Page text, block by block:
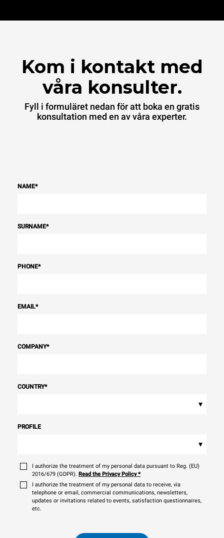
Kom i kontakt med
våra konsulter.
Fyll i formuläret nedan för att boka en gratis
konsultation med en av våra experter.
NAME*
SURNAME*
PHONE*
EMAIL*
COMPANY*
COUNTRY*
▾
PROFILE
▾
I authorize the treatment of my personal data pursuant to Reg. (EU)
2016/679 (GDPR). Read the Privacy Policy*
I authorize the treatment of my personal data to receive, via
telephone or email, commercial communications, newsletters,
updates or invitations related to events, satisfaction questionnaires,
etc.